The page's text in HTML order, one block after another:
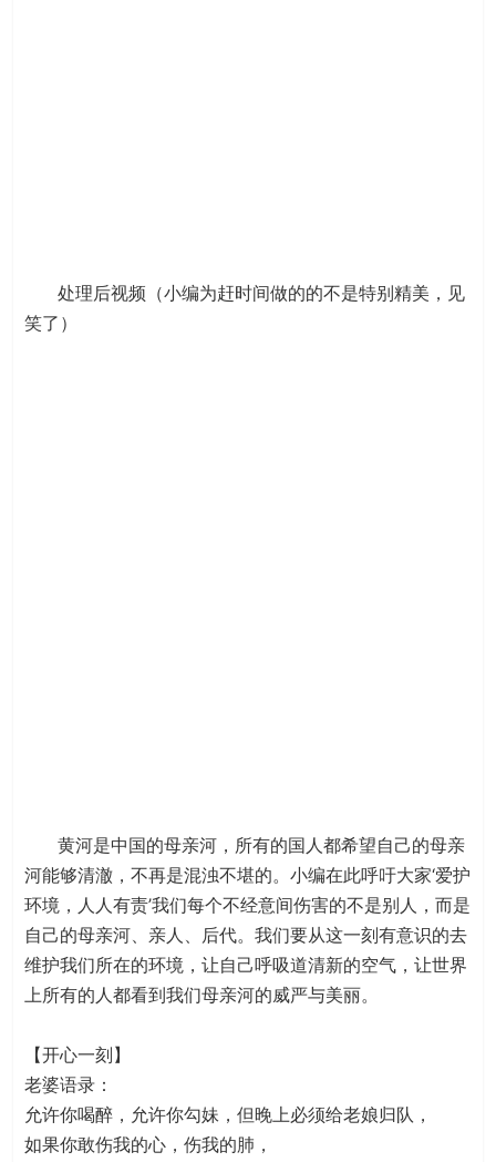
处理后视频（小编为赶时间做的的不是特别精美，见
笑了）
黄河是中国的母亲河，所有的国人都希望自己的母亲
河能够清澈，不再是混浊不堪的。小编在此呼吁大家‘爱护
环境，人人有责’我们每个不经意间伤害的不是别人，而是
自己的母亲河、亲人、后代。我们要从这一刻有意识的去
维护我们所在的环境，让自己呼吸道清新的空气，让世界
上所有的人都看到我们母亲河的威严与美丽。
【开心一刻】
老婆语录：
允许你喝醉，允许你勾妹，但晚上必须给老娘归队，
如果你敢伤我的心，伤我的肺，